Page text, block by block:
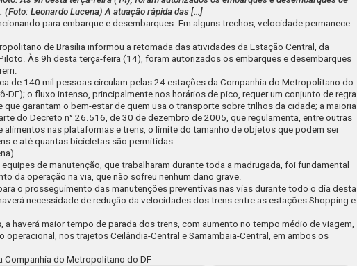
(Foto: Leonardo Lucena) A atuação rápida das […]
para embarque e desembarques. Em alguns trechos, velocidade permanece
de Brasília informou a retomada das atividades da Estação Central, da
Às 9h desta terça-feira (14), foram autorizados os embarques e desembarques
de manutenção, que trabalharam durante toda a madrugada, foi fundamental
da operação na via, que não sofreu nenhum dano grave.
o prosseguimento das manutenções preventivas nas vias durante todo o dia desta
necessidade de redução da velocidades dos trens entre as estações Shopping e
a haverá maior tempo de parada dos trens, com aumento no tempo médio de viagem,
operacional, nos trajetos Ceilândia-Central e Samambaia-Central, em ambos os
Companhia do Metropolitano do DF